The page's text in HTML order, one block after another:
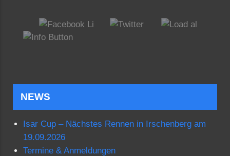
NEWS
Isar Cup – Nächstes Rennen in Irschenberg am
19.09.2026
Termine & Anmeldungen